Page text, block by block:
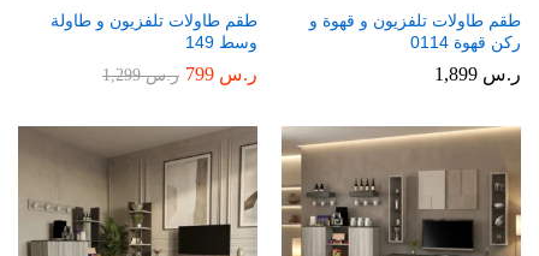
طقم طاولات تلفزيون و قهوة و
ركن قهوة 0114
ر.س
طقم طاولات تلفزيون و طاولة
وسط 149
ر.س ر.س1,299